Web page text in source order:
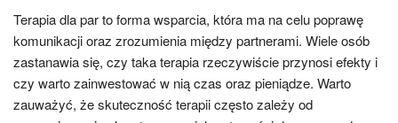
Terapia dla par to forma wsparcia, która ma na celu poprawę
komunikacji oraz zrozumienia między partnerami. Wiele osób
zastanawia się, czy taka terapia rzeczywiście przynosi efekty i
czy warto zainwestować w nią czas oraz pieniądze. Warto
zauważyć, że skuteczność terapii często zależy od